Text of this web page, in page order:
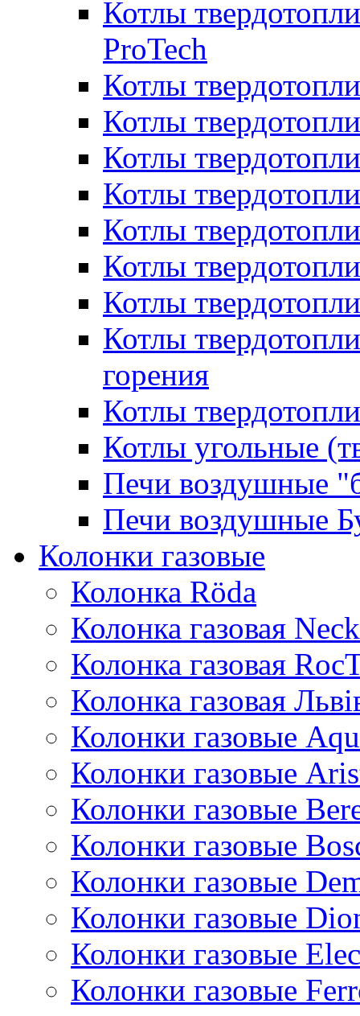
Котлы
ProTech
Котлы
Котлы
Котлы
Котлы
Котлы
Котлы
Котлы
Котлы
горения
Котлы
Котлы угольные
Печи воздушные
Печи воздушные
Колонки газовые
Колонка Rӧda
Колонка газовая
Колонка газовая
Колонка газовая
Колонки газовые
Колонки газовые
Колонки газовые
Колонки газовые
Колонки газовые
Колонки газовые
Колонки газовые
Колонки газовые